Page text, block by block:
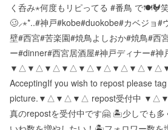
く呑み⋆何度もリピってる #番鳥 で🍽🐓
🥴️️‪⸝⋆*‬..#神戸#kobe#duokobe#カベジョ#
壁#西宮#苦楽園#焼鳥よしおか#焼鳥#西
ー#dinner#西宮居酒屋#神戸ディナー#神
Accepting If you wish to repost please
picture. ▼△▼△▼△ repost受付中
真のrepostを受付中です🤗 🏝少しでも